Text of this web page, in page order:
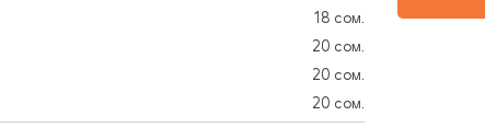
18 сом.
20 сом.
20 сом.
20 сом.